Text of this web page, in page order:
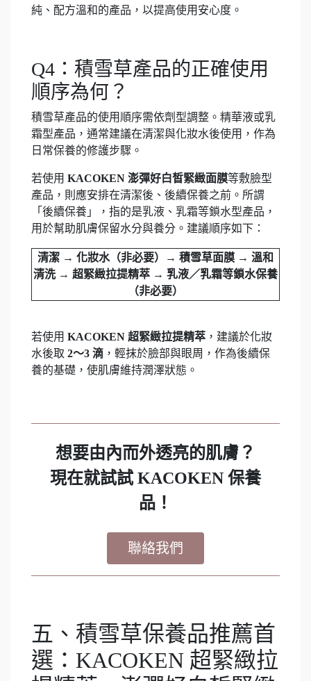
純、配方溫和的產品，以提高使用安心度。
Q4：積雪草產品的正確使用
順序為何？
積雪草產品的使用順序需依劑型調整。精華液或乳
霜型產品，通常建議在清潔與化妝水後使用，作為
日常保養的修護步驟。
若使用 KACOKEN 澎彈好白皙緊緻面膜等敷臉型
產品，則應安排在清潔後、後續保養之前。所謂
「後續保養」，指的是乳液、乳霜等鎖水型產品，
用於幫助肌膚保留水分與養分。建議順序如下：
清潔 → 化妝水（非必要）→ 積雪草面膜 → 溫和
清洗 → 超緊緻拉提精萃 → 乳液／乳霜等鎖水保養
（非必要）
若使用 KACOKEN 超緊緻拉提精萃 ，建議於化妝
水後取 2～3 滴 ，輕抹於臉部與眼周，作為後續保
養的基礎，使肌膚維持潤澤狀態。
想要由內而外透亮的肌膚？
現在就試試 KACOKEN 保養
品！
聯絡我們
五、積雪草保養品推薦首
選：KACOKEN 超緊緻拉